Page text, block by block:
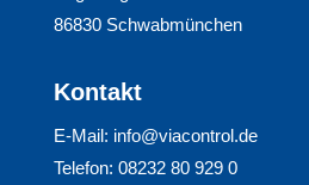
86830 Schwabmünchen
Kontakt
E-Mail: info@viacontrol.de
Telefon: 08232 80 929 0